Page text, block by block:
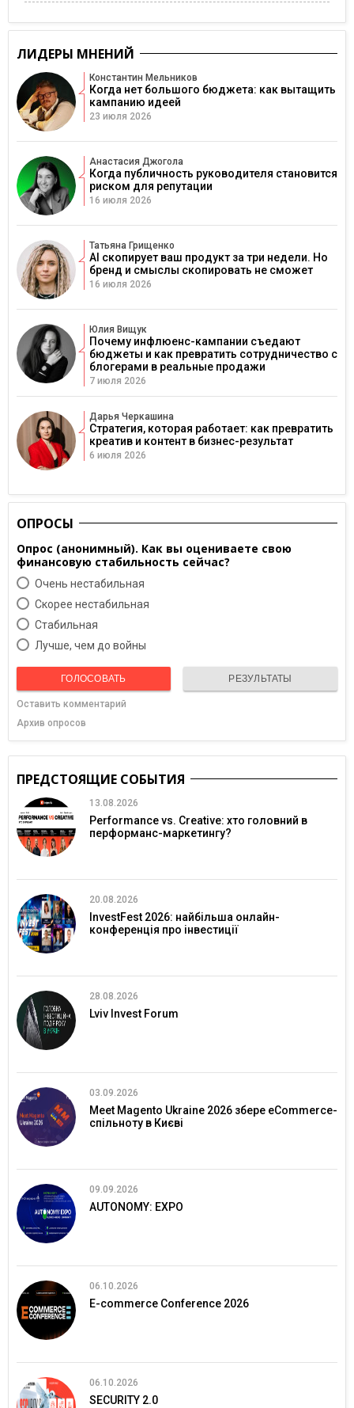
ЛИДЕРЫ МНЕНИЙ
Константин Мельников
Когда нет большого бюджета: как вытащить
кампанию идеей
23 июля 2026
Анастасия Джогола
Когда публичность руководителя становится
риском для репутации
16 июля 2026
Татьяна Грищенко
AI скопирует ваш продукт за три недели. Но
бренд и смыслы скопировать не сможет
16 июля 2026
Юлия Вищук
Почему инфлюенс-кампании съедают
бюджеты и как превратить сотрудничество с
блогерами в реальные продажи
7 июля 2026
Дарья Черкашина
Стратегия, которая работает: как превратить
креатив и контент в бизнес-результат
6 июля 2026
ОПРОСЫ
Опрос (анонимный). Как вы оцениваете свою
финансовую стабильность сейчас?
Очень нестабильная
Скорее нестабильная
Cтабильная
Лучше, чем до войны
ГОЛОСОВАТЬ РЕЗУЛЬТАТЫ
Оставить комментарий
Архив опросов
ПРЕДСТОЯЩИЕ СОБЫТИЯ
13.08.2026
Performance vs. Creative: хто головний в
перформанс-маркетингу?
20.08.2026
InvestFest 2026: найбільша онлайн-
конференція про інвестиції
28.08.2026
Lviv Invest Forum
03.09.2026
Meet Magento Ukraine 2026 збере eCommerce-
спільноту в Києві
09.09.2026
AUTONOMY: EXPO
06.10.2026
E-commerce Conference 2026
06.10.2026
SECURITY 2.0